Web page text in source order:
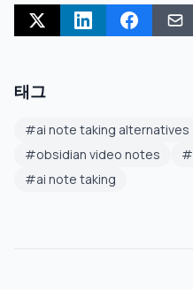
태그
#ai note taking alternatives
#obsidian video notes #
#ai note taking